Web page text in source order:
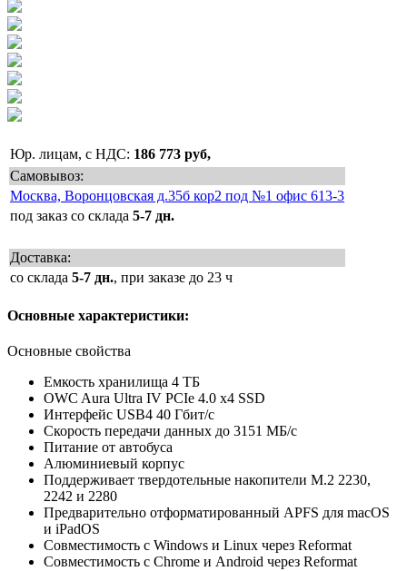
Юр. лицам, с НДС: 186 773 руб,
Самовывоз:
Москва, Воронцовская д.35б кор2 под №1 офис 613-3
под заказ со склада 5-7 дн.
Доставка:
со склада 5-7 дн., при заказе до 23 ч
Основные характеристики:
Основные свойства
Емкость хранилища 4 ТБ
OWC Aura Ultra IV PCIe 4.0 x4 SSD
Интерфейс USB4 40 Гбит/с
Скорость передачи данных до 3151 МБ/с
Питание от автобуса
Алюминиевый корпус
Поддерживает твердотельные накопители M.2 2230,
2242 и 2280
Предварительно отформатированный APFS для macOS
и iPadOS
Совместимость с Windows и Linux через Reformat
Совместимость с Chrome и Android через Reformat